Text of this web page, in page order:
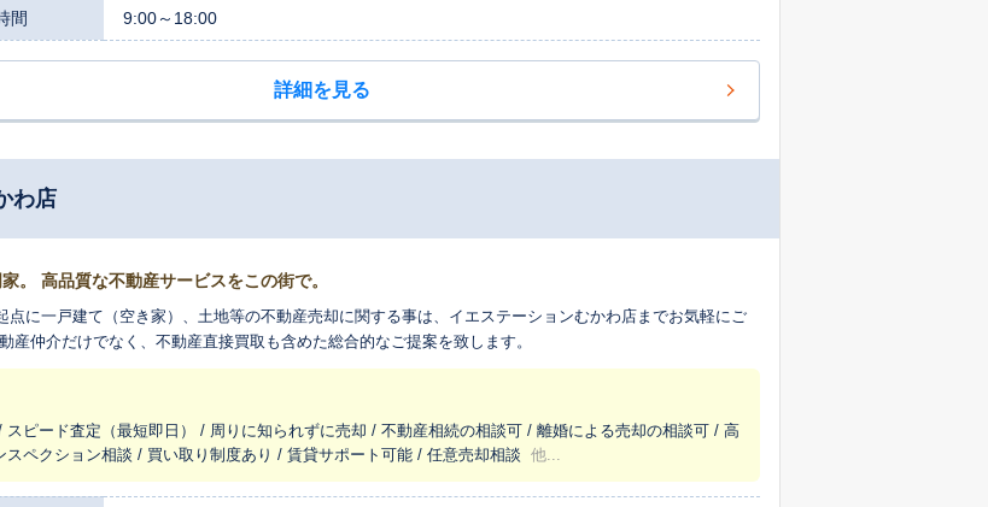
間 9:00～18:00
詳細を見る
わ店
。 高品質な不動産サービスをこの街で。
点に一戸建て（空き家）、土地等の不動産売却に関する事は、イエステーションむかわ店までお気軽にご
産仲介だけでなく、不動産直接買取も含めた総合的なご提案を致します。
スピード査定（最短即日） / 周りに知られずに売却 / 不動産相続の相談可 / 離婚による売却の相談可 / 高
スペクション相談 / 買い取り制度あり / 賃貸サポート可能 / 任意売却相談 他...